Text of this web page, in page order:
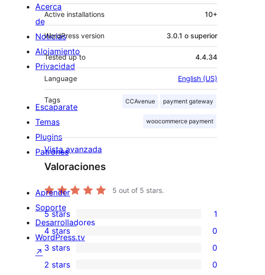
Active installations 10+
WordPress version 3.0.1 o superior
Tested up to 4.4.34
Language English (US)
Tags CCAvenue payment gateway
woocommerce payment
Vista avanzada
Valoraciones
5 out of 5 stars.
1
5-
star
review
5 stars 1
0
4-
star
4 stars 0
0
3-
3 stars 0
2 stars 0
Acerca
de
Noticias
Alojamiento
Privacidad
Escaparate
Temas
Plugins
Patrones
Aprender
Soporte
Desarrolladores
WordPress.tv
↗